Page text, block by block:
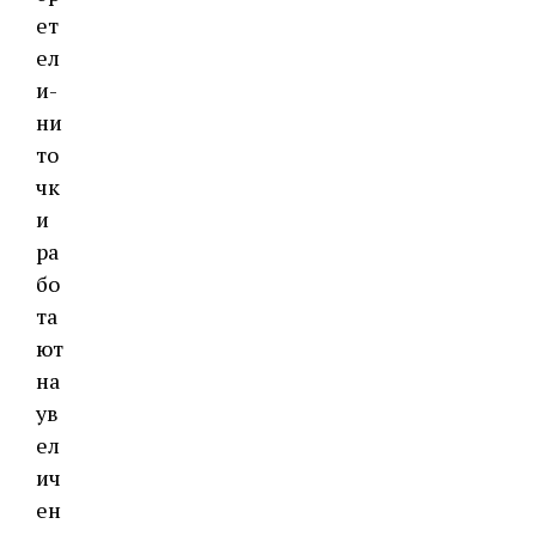
ет
ел
и-
ни
то
чк
и
ра
бо
та
ют
на
ув
ел
ич
ен